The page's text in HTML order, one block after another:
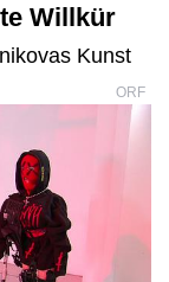
Willkür
Kunst
ORF